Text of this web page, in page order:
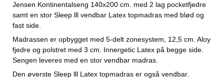
Jensen Kontinentalseng 140x200 cm. med 2 lag pocketfjedre
samt en stor Sleep lll vendbar Latex topmadras med blød og
fast side.
Madrassen er opbygget med 5-delt zonesystem, 12,5 cm. Aloy
fjedre og polstret med 3 cm. Innergetic Latex på begge side.
Sengen leveres med en stor vendbar madras.
Den øverste Sleep lll Latex topmadras er også vendbar.